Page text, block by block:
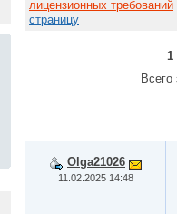
лицензионных требований
страницу
1
Всего
Olga21026
11.02.2025 14:48